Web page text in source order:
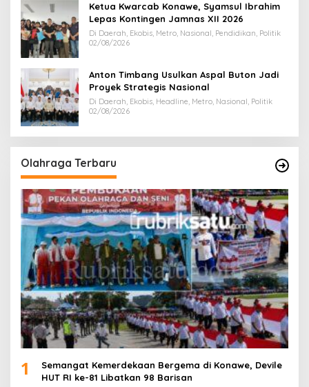
Ketua Kwarcab Konawe, Syamsul Ibrahim
Lepas Kontingen Jamnas XII 2026
Di Daerah, Ekobis, Metro, Nasional, Pendidikan, Politik
02/08/2026
Anton Timbang Usulkan Aspal Buton Jadi
Proyek Strategis Nasional
Di Daerah, Ekobis, Headline, Metro, Nasional, Politik
02/08/2026
Olahraga Terbaru
1
Semangat Kemerdekaan Bergema di Konawe, Devile
HUT RI ke-81 Libatkan 98 Barisan